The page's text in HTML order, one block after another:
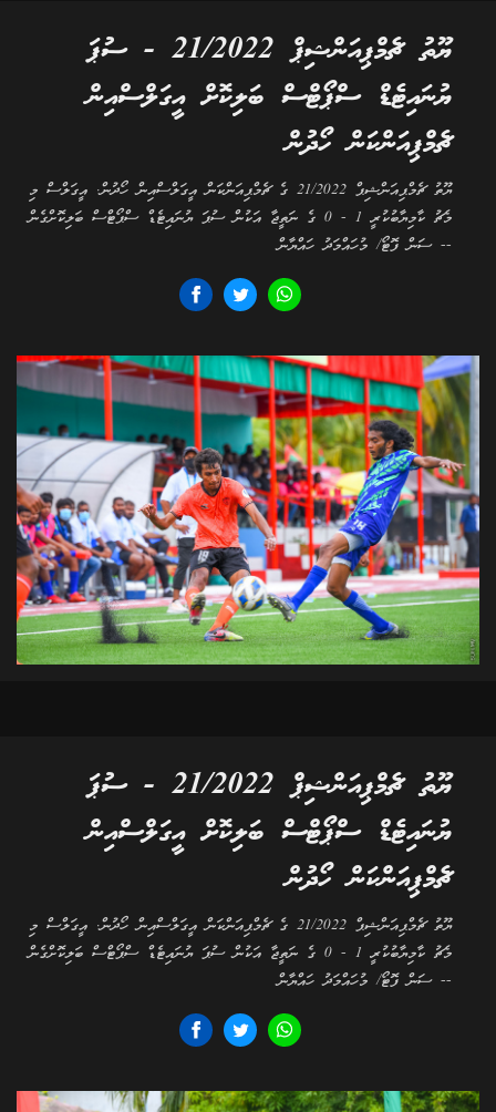
ޔޫތު ޗެމްޕިއަންޝިޕް 21/2022 - ސުޕަ
ޔުނައިޓެޑް ސްޕޯޓްސް ބަލިކޮށް އީގަލްސްއިން
ޗެމްޕިއަންކަން ހޯދުން
ޔޫތު ޗެމްޕިއަންޝިޕް 21/2022 ގެ ޗެމްޕިއަންކަން އީގަލްސްއިން ހޯދުން. އީގަލްސް މި
މެޗު ކާމިޔާބުކުރީ 1 - 0 ގެ ނަތީޖާ އަކުން ސުޕަ ޔުނައިޓެޑް ސްޕޯޓްސް ބަލިކޮށްގެން
-- ސަން ފޮޓޯ/ މުހައްމަދު ހައްޔާން
ޔޫތު ޗެމްޕިއަންޝިޕް 21/2022 - ސުޕަ
ޔުނައިޓެޑް ސްޕޯޓްސް ބަލިކޮށް އީގަލްސްއިން
ޗެމްޕިއަންކަން ހޯދުން
ޔޫތު ޗެމްޕިއަންޝިޕް 21/2022 ގެ ޗެމްޕިއަންކަން އީގަލްސްއިން ހޯދުން. އީގަލްސް މި
މެޗު ކާމިޔާބުކުރީ 1 - 0 ގެ ނަތީޖާ އަކުން ސުޕަ ޔުނައިޓެޑް ސްޕޯޓްސް ބަލިކޮށްގެން
-- ސަން ފޮޓޯ/ މުހައްމަދު ހައްޔާން